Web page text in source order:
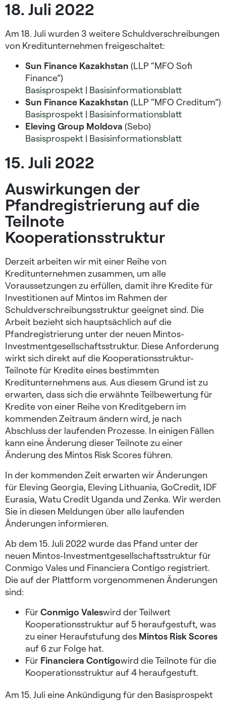
18. Juli 2022
Am 18. Juli wurden 3 weitere Schuldverschreibungen
von Kreditunternehmen freigeschaltet:
Sun Finance Kazakhstan (LLP “MFO Sofi
Finance”)
Basisprospekt | Basisinformationsblatt
Sun Finance Kazakhstan (LLP “MFO Creditum”)
Basisprospekt | Basisinformationsblatt
Eleving Group Moldova (Sebo)
Basisprospekt | Basisinformationsblatt
15. Juli 2022
Auswirkungen der
Pfandregistrierung auf die
Teilnote
Kooperationsstruktur
Derzeit arbeiten wir mit einer Reihe von
Kreditunternehmen zusammen, um alle
Voraussetzungen zu erfüllen, damit ihre Kredite für
Investitionen auf Mintos im Rahmen der
Schuldverschreibungsstruktur geeignet sind. Die
Arbeit bezieht sich hauptsächlich auf die
Pfandregistrierung unter der neuen Mintos-
Investmentgesellschaftsstruktur. Diese Anforderung
wirkt sich direkt auf die Kooperationsstruktur-
Teilnote für Kredite eines bestimmten
Kreditunternehmens aus. Aus diesem Grund ist zu
erwarten, dass sich die erwähnte Teilbewertung für
Kredite von einer Reihe von Kreditgebern im
kommenden Zeitraum ändern wird, je nach
Abschluss der laufenden Prozesse. In einigen Fällen
kann eine Änderung dieser Teilnote zu einer
Änderung des Mintos Risk Scores führen.
In der kommenden Zeit erwarten wir Änderungen
für Eleving Georgia, Eleving Lithuania, GoCredit, IDF
Eurasia, Watu Credit Uganda und Zenka. Wir werden
Sie in diesen Meldungen über alle laufenden
Änderungen informieren.
Ab dem 15. Juli 2022 wurde das Pfand unter der
neuen Mintos-Investmentgesellschaftsstruktur für
Conmigo Vales und Financiera Contigo registriert.
Die auf der Plattform vorgenommenen Änderungen
sind:
FürConmigo Valeswird der Teilwert
Kooperationsstruktur auf 5 heraufgestuft, was
zu einer Heraufstufung des Mintos Risk Scores
auf 6 zur Folge hat.
Für Financiera Contigowird die Teilnote für die
Kooperationsstruktur auf 4 heraufgestuft.
Am 15. Juli eine Ankündigung für den Basisprospekt